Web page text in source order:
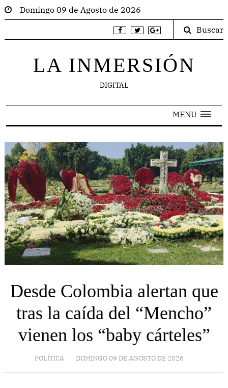
Domingo 09 de Agosto de 2026
Buscar
LA INMERSIÓN
DIGITAL
MENU
Desde Colombia alertan que
tras la caída del “Mencho”
vienen los “baby cárteles”
POLÍTICA DOMINGO 09 DE AGOSTO DE 2026